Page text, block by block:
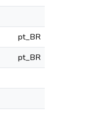
pt_BR
pt_BR